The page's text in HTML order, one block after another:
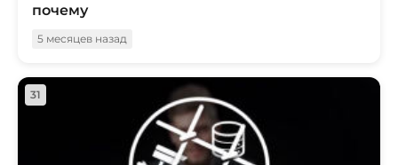
почему
5 месяцев назад
31